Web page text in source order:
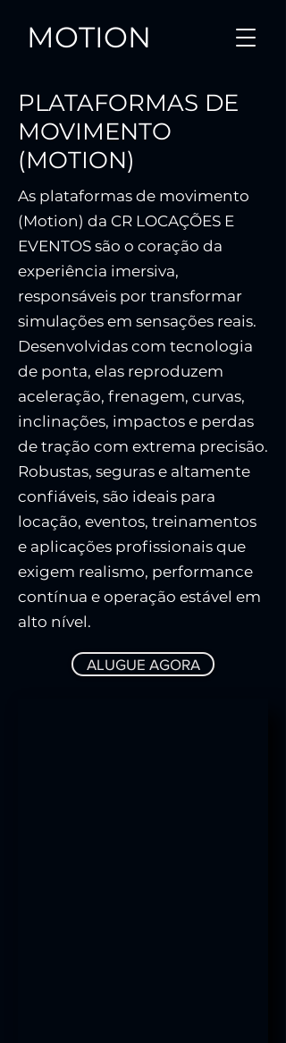
MOTION
PLATAFORMAS DE
MOVIMENTO
(MOTION)
As plataformas de movimento
(Motion) da CR LOCAÇÕES E
EVENTOS são o coração da
experiência imersiva,
responsáveis por transformar
simulações em sensações reais.
Desenvolvidas com tecnologia
de ponta, elas reproduzem
aceleração, frenagem, curvas,
inclinações, impactos e perdas
de tração com extrema precisão.
Robustas, seguras e altamente
confiáveis, são ideais para
locação, eventos, treinamentos
e aplicações profissionais que
exigem realismo, performance
contínua e operação estável em
alto nível.
ALUGUE AGORA